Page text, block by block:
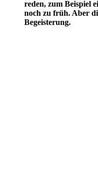
reden, zum Beispiel
noch zu früh. Aber
Begeisterung.